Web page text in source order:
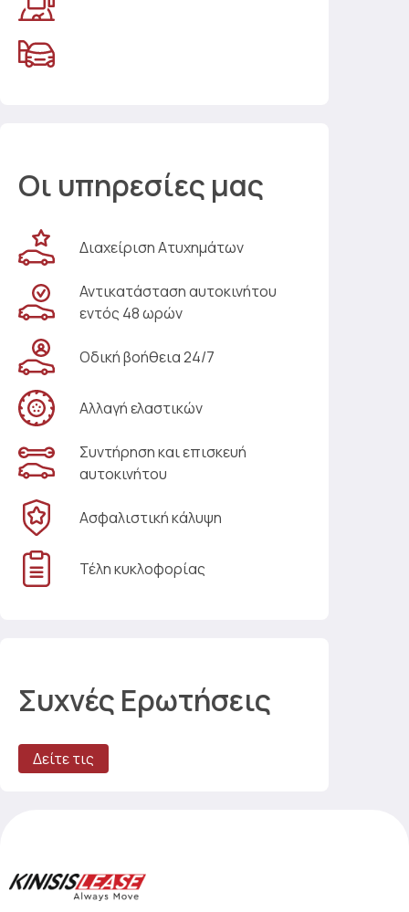
Οι υπηρεσίες μας
Διαχείριση Ατυχημάτων
Αντικατάσταση αυτοκινήτου
εντός 48 ωρών
Οδική βοήθεια 24/7
Αλλαγή ελαστικών
Συντήρηση και επισκευή
αυτοκινήτου
Ασφαλιστική κάλυψη
Τέλη κυκλοφορίας
Συχνές Ερωτήσεις
Δείτε τις